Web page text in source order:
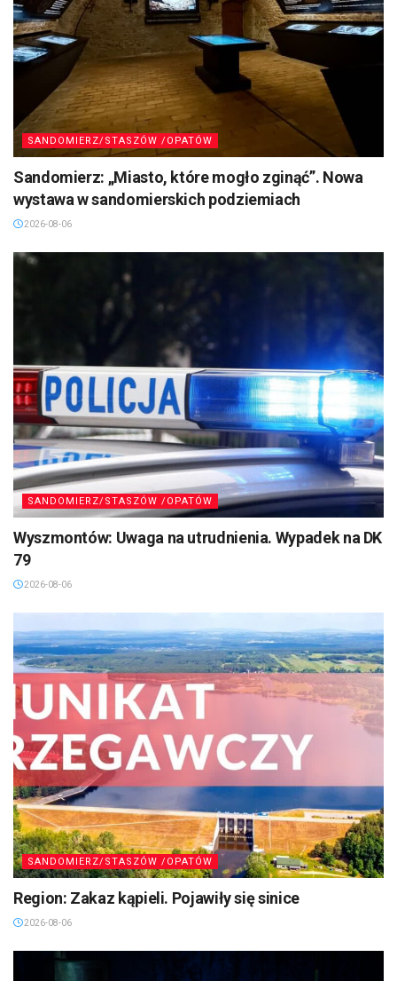
SANDOMIERZ/STASZÓW /OPATÓW
Sandomierz: „Miasto, które mogło zginąć”. Nowa
wystawa w sandomierskich podziemiach
2026-08-06
SANDOMIERZ/STASZÓW /OPATÓW
Wyszmontów: Uwaga na utrudnienia. Wypadek na DK
79
2026-08-06
SANDOMIERZ/STASZÓW /OPATÓW
Region: Zakaz kąpieli. Pojawiły się sinice
2026-08-06